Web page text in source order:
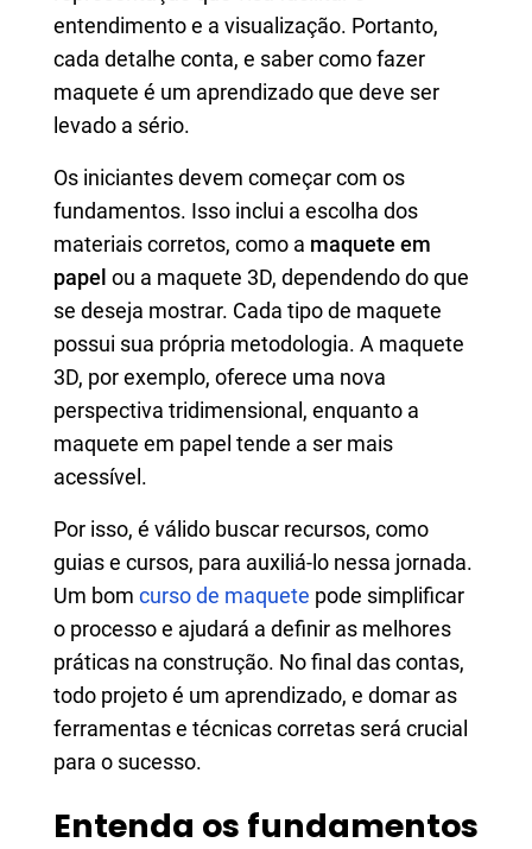
entendimento e a visualização. Portanto,
cada detalhe conta, e saber como fazer
maquete é um aprendizado que deve ser
levado a sério.
Os iniciantes devem começar com os
fundamentos. Isso inclui a escolha dos
materiais corretos, como a maquete em
papel ou a maquete 3D, dependendo do que
se deseja mostrar. Cada tipo de maquete
possui sua própria metodologia. A maquete
3D, por exemplo, oferece uma nova
perspectiva tridimensional, enquanto a
maquete em papel tende a ser mais
acessível.
Por isso, é válido buscar recursos, como
guias e cursos, para auxiliá-lo nessa jornada.
Um bom curso de maquete pode simplificar
o processo e ajudará a definir as melhores
práticas na construção. No final das contas,
todo projeto é um aprendizado, e domar as
ferramentas e técnicas corretas será crucial
para o sucesso.
Entenda os fundamentos